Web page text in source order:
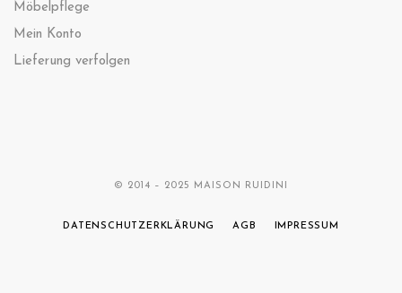
Möbelpflege
Mein Konto
Lieferung verfolgen
© 2014 – 2025 MAISON RUIDINI
DATENSCHUTZERKLÄRUNG AGB IMPRESSUM